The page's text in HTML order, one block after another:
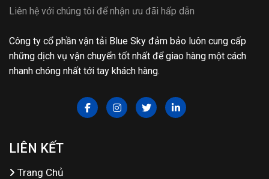
Liên hệ với chúng tôi để nhận ưu đãi hấp dẫn
Công ty cổ phần vận tải Blue Sky đảm bảo luôn cung cấp
những dịch vụ vận chuyển tốt nhất để giao hàng một cách
nhanh chóng nhất tới tay khách hàng.
LIÊN KẾT
Trang Chủ